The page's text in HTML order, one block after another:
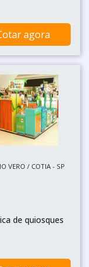
agora
VERO / COTIA - SP
de quiosques